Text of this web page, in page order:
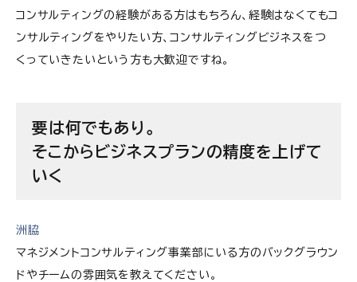
コンサルティングの経験がある方はもちろん、経験はなくてもコ
ンサルティングをやりたい方、コンサルティングビジネスをつ
くっていきたいという方も大歓迎ですね。
要は何でもあり。
そこからビジネスプランの精度を上げて
いく
洲脇
マネジメントコンサルティング事業部にいる方のバックグラウン
ドやチームの雰囲気を教えてください。